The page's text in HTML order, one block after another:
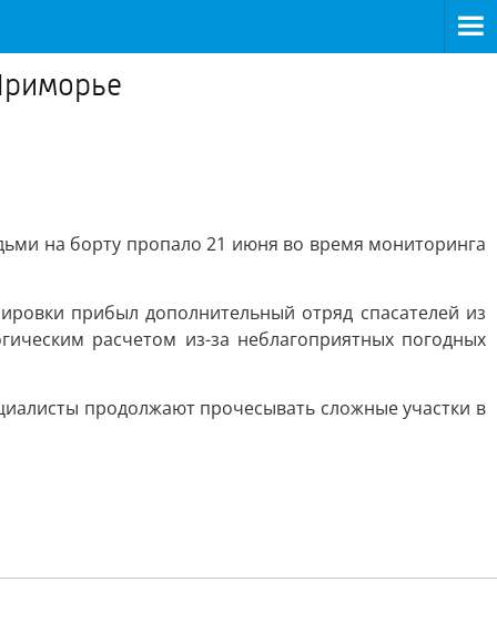
на борту пропало 21 июня во время мониторинга
прибыл дополнительный отряд спасателей из
расчетом из-за неблагоприятных погодных
продолжают прочесывать сложные участки в